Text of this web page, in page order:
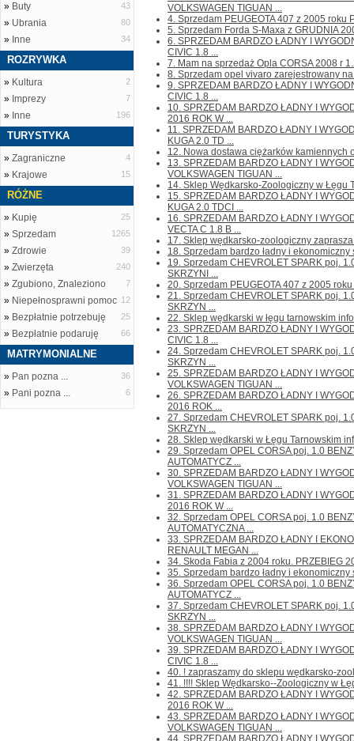
» Buty 43
» Ubrania 80
» Inne 34
ROZRYWKA
» Kultura 2
» Imprezy 7
» Inne 196
TURYSTYKA
» Zagraniczne 4
» Krajowe 15
RÓŻNE
» Kupię 25
» Sprzedam 1265
» Zdrowie 39
» Zwierzęta 240
» Zgubiono, Znaleziono 7
» Niepełnosprawni pomoc 12
» Bezpłatnie potrzebuję 25
» Bezpłatnie podaruję 66
MATRYMONIALNE
» Pan pozna ... 36
» Pani pozna ... 6
VOLKSWAGEN TIGUAN ...
4. Sprzedam PEUGEOTA 407 z 2005 roku
5. Sprzedam Forda S-Maxa z GRUDNIA
6. SPRZEDAM BARDZO ŁADNY I
CIVIC 1.8 ...
7. Mam na sprzedaż Opla CORSA 2008 r
8. Sprzedam opel vivaro zarejestrowany
9. SPRZEDAM BARDZO ŁADNY I
CIVIC 1.8 ...
10. SPRZEDAM BARDZO ŁADNY I
2016 ROK W ...
11. SPRZEDAM BARDZO ŁADNY I
KUGA 2.0 TD ...
12. Nowa dostawa ciężarków kamiennych
13. SPRZEDAM BARDZO ŁADNY I
VOLKSWAGEN TIGUAN ...
14. Sklep Wędkarsko-Zoologiczny w Łęgu
15. SPRZEDAM BARDZO ŁADNY I
KUGA 2.0 TDCI ...
16. SPRZEDAM BARDZO ŁADNY I
VECTA C 1.8 B ...
17. Sklep wędkarsko-zoologiczny
18. Sprzedam bardzo ładny i
19. Sprzedam CHEVROLET SPARK poj.
SKRZYNI ...
20. Sprzedam PEUGEOTA 407 z 2005
21. Sprzedam CHEVROLET SPARK poj.
SKRZYN ...
22. Sklep wędkarski w łęgu tarnowskim
23. SPRZEDAM BARDZO ŁADNY I
CIVIC 1.8 ...
24. Sprzedam CHEVROLET SPARK poj.
SKRZYN ...
25. SPRZEDAM BARDZO ŁADNY I
VOLKSWAGEN TIGUAN ...
26. SPRZEDAM BARDZO ŁADNY I
2016 ROK ...
27. Sprzedam CHEVROLET SPARK poj.
SKRZYN ...
28. Sklep wędkarski w Łęgu Tarnowskim
29. Sprzedam OPEL CORSA poj. 1.0
AUTOMATYCZ ...
30. SPRZEDAM BARDZO ŁADNY I
VOLKSWAGEN TIGUAN ...
31. SPRZEDAM BARDZO ŁADNY I
2016 ROK W ...
32. Sprzedam OPEL CORSA poj. 1.0
AUTOMATYCZNA ...
33. SPRZEDAM BARDZO ŁADNY I
RENAULT MEGAN ...
34. Skoda Fabia z 2004 roku. PRZEBIEG
35. Sprzedam bardzo ładny i
36. Sprzedam OPEL CORSA poj. 1.0
AUTOMATYCZ ...
37. Sprzedam CHEVROLET SPARK poj.
SKRZYN ...
38. SPRZEDAM BARDZO ŁADNY I
VOLKSWAGEN TIGUAN ...
39. SPRZEDAM BARDZO ŁADNY I
CIVIC 1.8 ...
40. ! zapraszamy do sklepu wędkarsko-
41. !!!! Sklep Wędkarsko--Zoologiczny w
42. SPRZEDAM BARDZO ŁADNY I
2016 ROK W ...
43. SPRZEDAM BARDZO ŁADNY I
VOLKSWAGEN TIGUAN ...
44. SPRZEDAM BARDZO ŁADNY I